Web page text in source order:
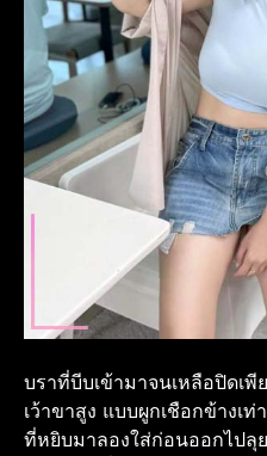
บราที่บีบเข้ามาจนเหลือปิดเ
เว้าขาสูง แบบผูกเชือกข้างเ
ที่หยิบมาลองใส่ก่อนออกไป